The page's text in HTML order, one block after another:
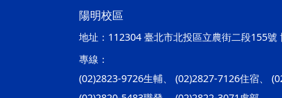
陽明校區
地址： 112304 臺北市北投區立農街二段155號
專線：
(02)2823-9726生輔、 (02)2827-7126住宿、